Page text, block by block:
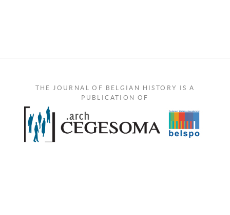
THE JOURNAL OF BELGIAN HISTORY IS A
PUBLICATION OF